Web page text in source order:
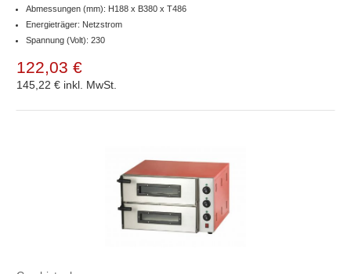
Abmessungen (mm): H188 x B380 x T486
Energieträger: Netzstrom
Spannung (Volt): 230
122,03 €
145,22 € inkl. MwSt.